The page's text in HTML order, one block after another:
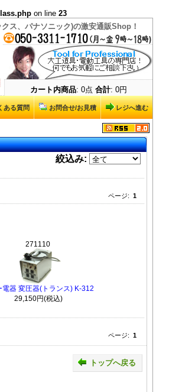
on line 23
ス、パナソニック)の激安通販Shop！
カート内商品: 0点 合計: 0円
レジへ進む
お問合せ/お見積
ある質問
絞込み:
ページ: 1
271110
電器 変圧器(トランス) K-312
29,150円(税込)
ページ: 1
トップへ戻る